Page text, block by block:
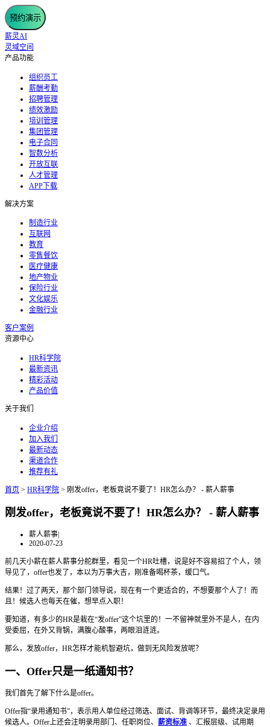
预约演示
薪灵AI
灵域空间
产品功能
组织员工
薪酬考勤
招聘管理
绩效激励
培训管理
集团管理
电子合同
智数分析
开放互联
人才管理
APP下载
解决方案
制造行业
互联网
教育
零售餐饮
医疗健康
地产物业
保险行业
文化娱乐
金融行业
客户案例
资源中心
HR科学院
最新资讯
精彩活动
产品价值
关于我们
企业介绍
加入我们
最新动态
渠道合作
推荐有礼
首页 > HR科学院 > 刚发offer，老板竟说不要了！HR怎么办？ - 薪人薪事
刚发offer，老板竟说不要了！HR怎么办？ - 薪人薪事
薪人薪事|
2020-07-23
前几天小薪在薪人薪事分舵群里，看见一个HR吐槽，说是好不容易招了个人，领
导见了，offer也发了，本以为万事大吉，刚准备喝杯茶，缓口气。
结果！过了两天，那个部门领导说，现在有一个更适合的，不想要那个人了！而
且！候选人也每天在催，想早点入职！
要知道，有多少的HR是栽在“发offer”这个坑里的！一不留神就里外不是人，在内
受委屈，在外又背锅，满腹心酸事，两眼泪涟涟。
那么，发放offer，HR怎样才能机智避坑，做到无风险发放呢？
一、Offer只是一纸通知书？
我们首先了解下什么是offer。
Offer指“录用通知书”，表示用人单位经过筛选、面试、背调等环节，最终决定录用
候选人。Offer上还会注明录用部门、任职岗位、 薪资标准 、汇报层级、试用期